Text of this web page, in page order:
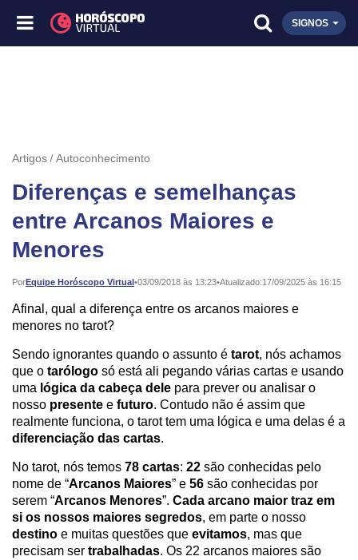
SIGNOS
Artigos Autoconhecimento
Diferenças e semelhanças
entre Arcanos Maiores e
Menores
PorEquipe Horóscopo Virtual•
Publicado: 03/09/2018 às 13:23•Atualizado:17/09/2025 às 16:15
Afinal, qual a diferença entre os arcanos maiores e
menores no tarot?
Sendo ignorantes quando o assunto é tarot, nós achamos
que o tarólogo só está ali pegando várias cartas e usando
uma lógica da cabeça dele para prever ou analisar o
nosso presente e futuro. Contudo não é assim que
realmente funciona, o tarot tem uma lógica e uma delas é a
diferenciação das cartas.
No tarot, nós temos 78 cartas: 22 são conhecidas pelo
nome de “Arcanos Maiores” e 56 são conhecidas por
serem “Arcanos Menores”. Cada arcano maior traz em
si os nossos maiores segredos, em parte o nosso
destino e muitas questões que evitamos, mas que
precisam ser trabalhadas. Os 22 arcanos maiores são